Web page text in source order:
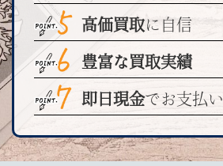
高価買取に自信
豊富な買取実績
即日現金でお支払い